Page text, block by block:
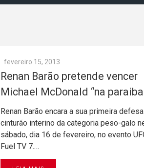
fevereiro 15, 2013
Renan Barão pretende vencer
Michael McDonald “na
Renan Barão encara a sua primeira
cinturão interino da categoria peso-galo
sábado, dia 16 de fevereiro, no evento
Fuel TV 7.…